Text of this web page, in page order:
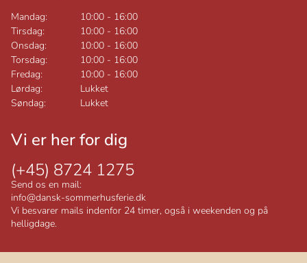
Mandag: 10:00 - 16:00
Tirsdag:
10:00 - 16:00
Onsdag:
10:00 - 16:00
Torsdag:
10:00 - 16:00
Fredag:
10:00 - 16:00
Lørdag:
Lukket
Søndag:
Lukket
Vi er her for dig
(+45) 8724 1275
Send os en mail:
info@dansk-sommerhusferie.dk
Vi besvarer mails indenfor 24 timer, også i weekenden og på
helligdage.